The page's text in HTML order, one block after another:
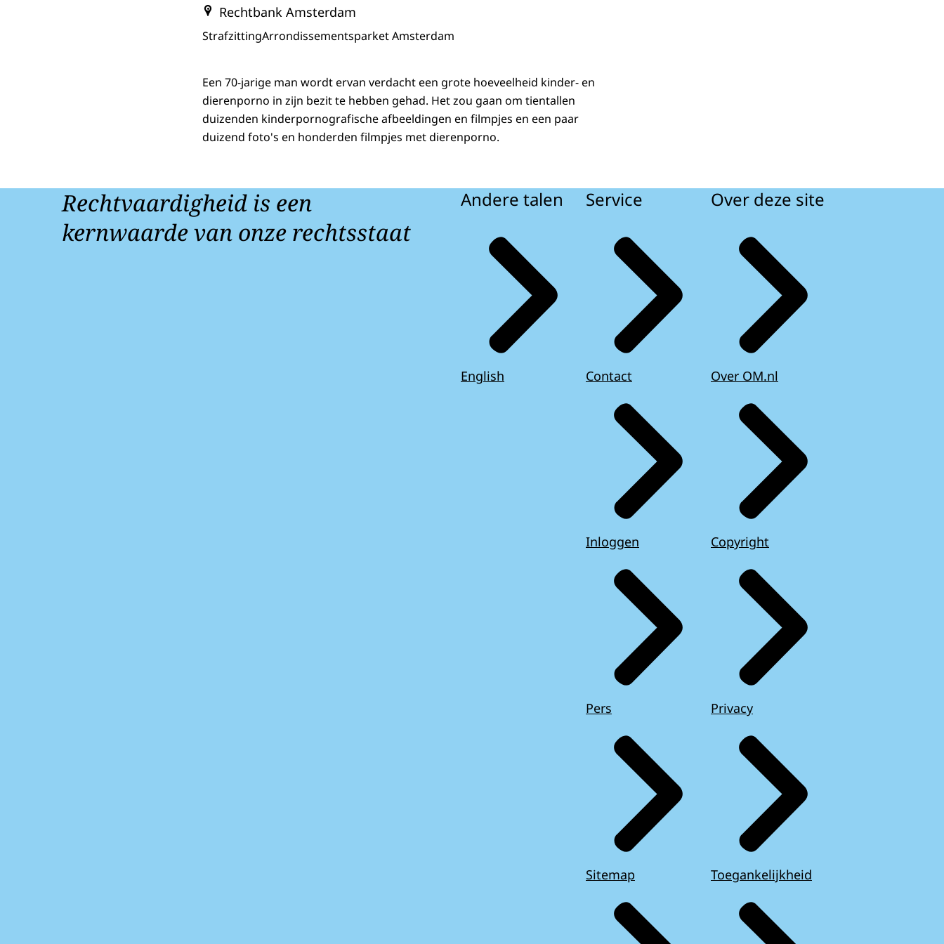
Rechtbank Amsterdam
StrafzittingArrondissementsparket Amsterdam
Een 70-jarige man wordt ervan verdacht een grote hoeveelheid kinder- en
dierenporno in zijn bezit te hebben gehad. Het zou gaan om tientallen
duizenden kinderpornografische afbeeldingen en filmpjes en een paar
duizend foto's en honderden filmpjes met dierenporno.
Rechtvaardigheid is een
kernwaarde van onze rechtsstaat
Andere talen
English
Service
Contact
Inloggen
Pers
Sitemap
Over deze site
Over OM.nl
Copyright
Privacy
Toegankelijkheid